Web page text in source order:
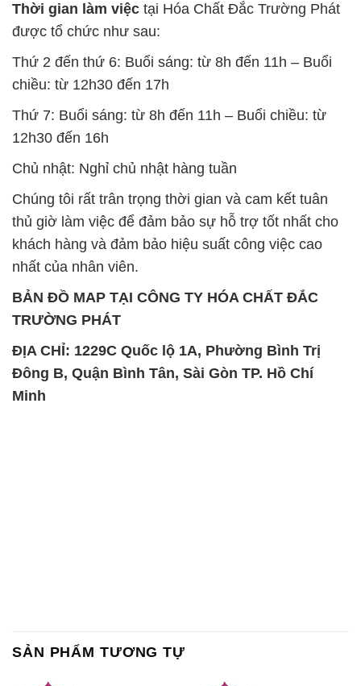
Thời gian làm việc tại Hóa Chất Đắc Trường Phát
được tổ chức như sau:
Thứ 2 đến thứ 6: Buổi sáng: từ 8h đến 11h – Buổi
chiều: từ 12h30 đến 17h
Thứ 7: Buổi sáng: từ 8h đến 11h – Buổi chiều: từ
12h30 đến 16h
Chủ nhật: Nghỉ chủ nhật hàng tuần
Chúng tôi rất trân trọng thời gian và cam kết tuân
thủ giờ làm việc để đảm bảo sự hỗ trợ tốt nhất cho
khách hàng và đảm bảo hiệu suất công việc cao
nhất của nhân viên.
BẢN ĐỒ MAP TẠI CÔNG TY HÓA CHẤT ĐẮC
TRƯỜNG PHÁT
ĐỊA CHỈ: 1229C Quốc lộ 1A, Phường Bình Trị
Đông B, Quận Bình Tân, Sài Gòn TP. Hồ Chí
Minh
SẢN PHẨM TƯƠNG TỰ